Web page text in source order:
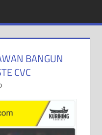
BANGUN
CVC
Konveksi